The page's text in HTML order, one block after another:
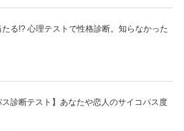
たる!? 心理テストで性格診断。知らなかった
ス診断テスト】あなたや恋人のサイコパス度